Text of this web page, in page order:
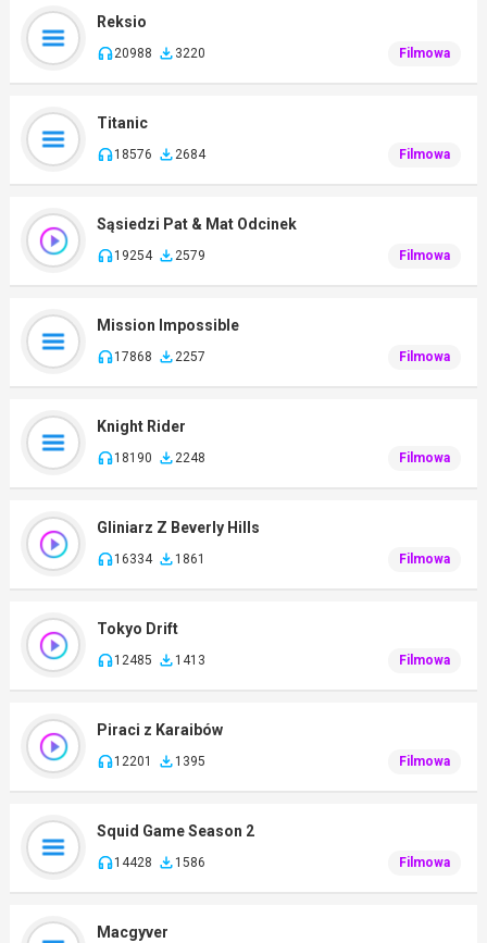
Reksio
20988 3220 Filmowa
Titanic
18576 2684 Filmowa
Sąsiedzi Pat & Mat Odcinek
19254 2579 Filmowa
Mission Impossible
17868 2257 Filmowa
Knight Rider
18190 2248 Filmowa
Gliniarz Z Beverly Hills
16334 1861 Filmowa
Tokyo Drift
12485 1413 Filmowa
Piraci z Karaibów
12201 1395 Filmowa
Squid Game Season 2
14428 1586 Filmowa
Macgyver